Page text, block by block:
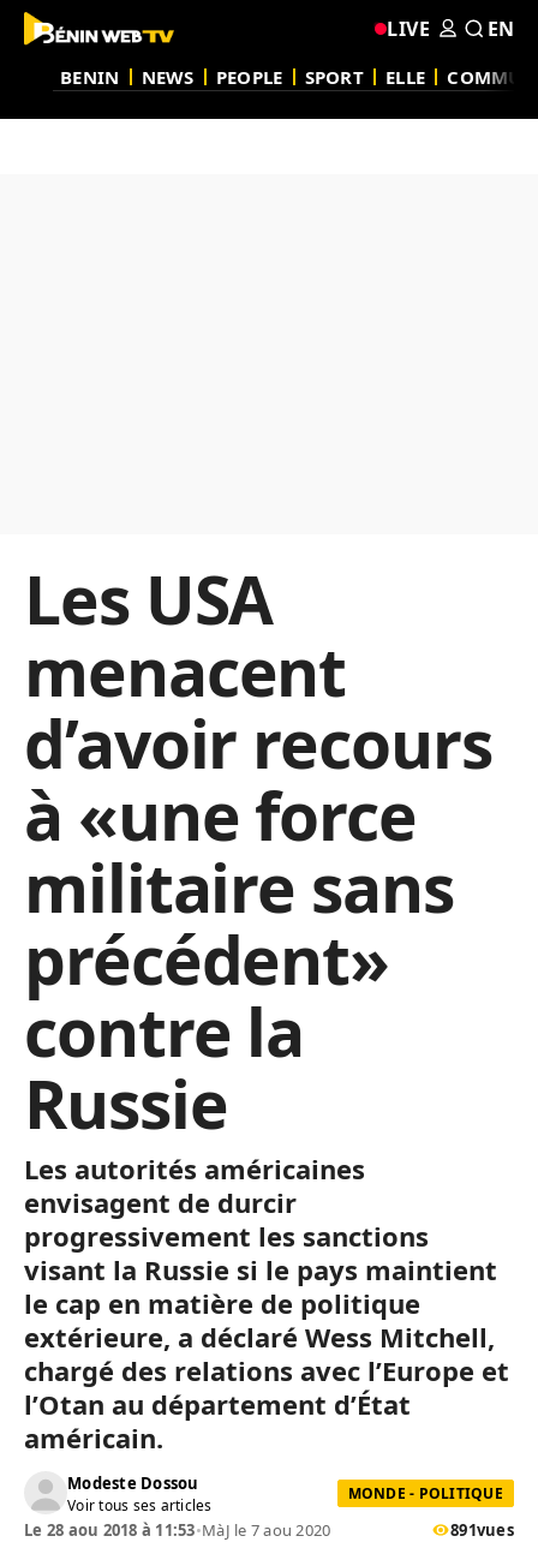
BENIN NEWS PEOPLE SPORT ELLE
LIVE EN
Les USA
menacent
d’avoir recours
à «une force
militaire sans
précédent»
contre la
Russie
Les autorités américaines
envisagent de durcir
progressivement les sanctions
visant la Russie si le pays maintient
le cap en matière de politique
extérieure, a déclaré Wess Mitchell,
chargé des relations avec l’Europe et
l’Otan au département d’État
américain.
Modeste Dossou
Voir tous ses articles
MONDE - POLITIQUE
Le 28 aou 2018 à 11:53•MàJ le 7 aou 2020 891vues